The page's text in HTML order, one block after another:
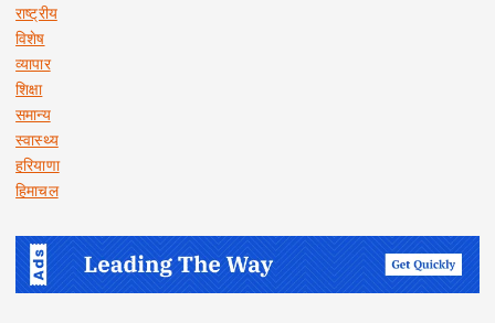
राष्ट्रीय
विशेष
व्यापार
शिक्षा
समान्य
स्वास्थ्य
हरियाणा
हिमाचल